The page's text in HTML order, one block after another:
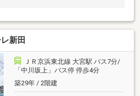
新田
ＪＲ京浜東北線 大宮駅 バス7分/
「中川坂上」バス停 停歩4分
築29年 / 2階建